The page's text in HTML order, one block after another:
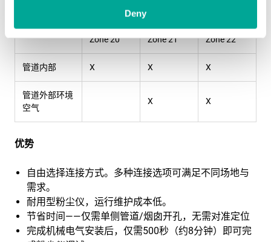
Deny
Zone 20 Zone 21 Zone 22
管道内部 X X X
管道外部环境
空气
X X
优势
自由选择连接方式。多种连接选项可满足不同场地与
需求。
耐用型粉尘仪，运行维护成本低。
节省时间——仅需单侧管道/烟囱开孔，无需对准定位
完成机械电气安装后，仅需500秒（约8分钟）即可完